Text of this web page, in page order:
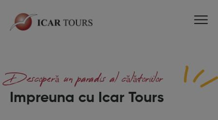
Descoperă un paradis al călătoriilor
Impreuna cu Icar Tours